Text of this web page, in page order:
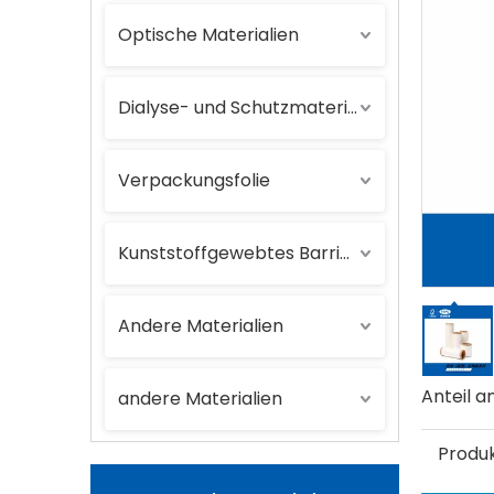
Optische Materialien
Dialyse- und Schutzmaterialien
Verpackungsfolie
Kunststoffgewebtes Barrierematerial
Andere Materialien
andere Materialien Anteil